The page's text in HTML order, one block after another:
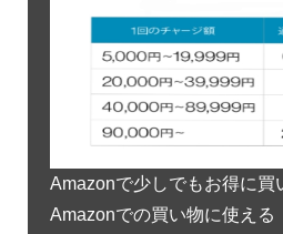
Amazonで少しでもお得に買
Amazonでの買い物に使える